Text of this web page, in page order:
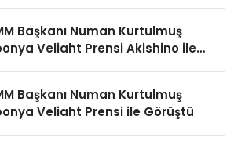
Başkanı Numan Kurtulmuş
Veliaht Prensi Akishino ile
Başkanı Numan Kurtulmuş
Veliaht Prensi ile Görüştü